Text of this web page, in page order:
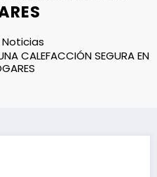
Noticias
CALEFACCIÓN SEGURA EN